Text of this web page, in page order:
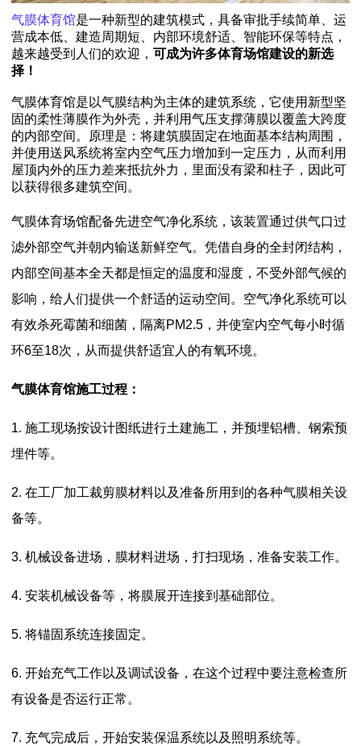
气膜体育馆是一种新型的建筑模式，具备审批手续简单、运
营成本低、建造周期短、内部环境舒适、智能环保等特点，
越来越受到人们的欢迎， 可成为许多体育场馆建设的新选
择！
气膜体育馆是以气膜结构为主体的建筑系统，它使用新型坚
固的柔性薄膜作为外壳，并利用气压支撑薄膜以覆盖大跨度
的内部空间。原理是：将建筑膜固定在地面基本结构周围，
并使用送风系统将室内空气压力增加到一定压力，从而利用
屋顶内外的压力差来抵抗外力，里面没有梁和柱子，因此可
以获得很多建筑空间。
气膜体育场馆配备先进空气净化系统，该装置通过供气口过
滤外部空气并朝内输送新鲜空气。凭借自身的全封闭结构，
内部空间基本全天都是恒定的温度和湿度，不受外部气候的
影响，给人们提供一个舒适的运动空间。空气净化系统可以
有效杀死霉菌和细菌，隔离PM2.5，并使室内空气每小时循
环6至18次，从而提供舒适宜人的有氧环境。
气膜体育馆施工过程：
1. 施工现场按设计图纸进行土建施工，并预埋铝槽、钢索预
埋件等。
2. 在工厂加工裁剪膜材料以及准备所用到的各种气膜相关设
备等。
3. 机械设备进场，膜材料进场，打扫现场，准备安装工作。
4. 安装机械设备等，将膜展开连接到基础部位。
5. 将锚固系统连接固定。
6. 开始充气工作以及调试设备，在这个过程中要注意检查所
有设备是否运行正常。
7. 充气完成后，开始安装保温系统以及照明系统等。